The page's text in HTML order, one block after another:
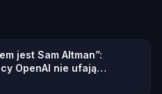
jest Sam Altman”:
OpenAI nie ufają